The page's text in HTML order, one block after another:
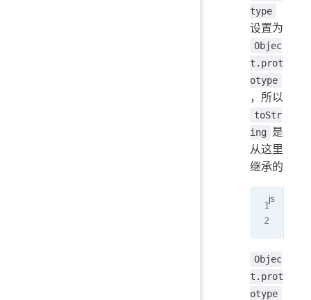
type
设置为
Objec
t.prot
otype
，所以
toStr
ing
是
从这里
继承的
Objec
t.prot
otype